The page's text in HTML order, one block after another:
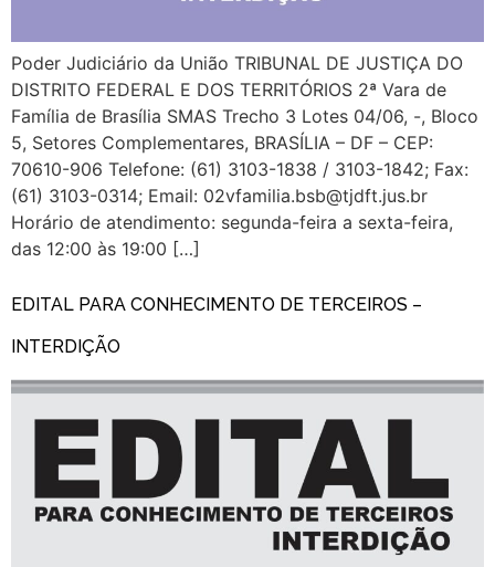
Poder Judiciário da União TRIBUNAL DE JUSTIÇA DO
DISTRITO FEDERAL E DOS TERRITÓRIOS 2ª Vara de
Família de Brasília SMAS Trecho 3 Lotes 04/06, -, Bloco
5, Setores Complementares, BRASÍLIA – DF – CEP:
70610-906 Telefone: (61) 3103-1838 / 3103-1842; Fax:
(61) 3103-0314; Email: 02vfamilia.bsb@tjdft.jus.br
Horário de atendimento: segunda-feira a sexta-feira,
das 12:00 às 19:00 […]
EDITAL PARA CONHECIMENTO DE TERCEIROS –
INTERDIÇÃO